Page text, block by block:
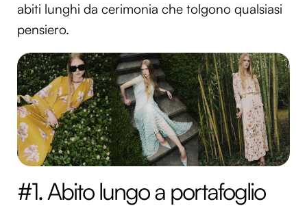
abiti lunghi da cerimonia che tolgono qualsiasi
pensiero.
#1. Abito lungo a portafoglio